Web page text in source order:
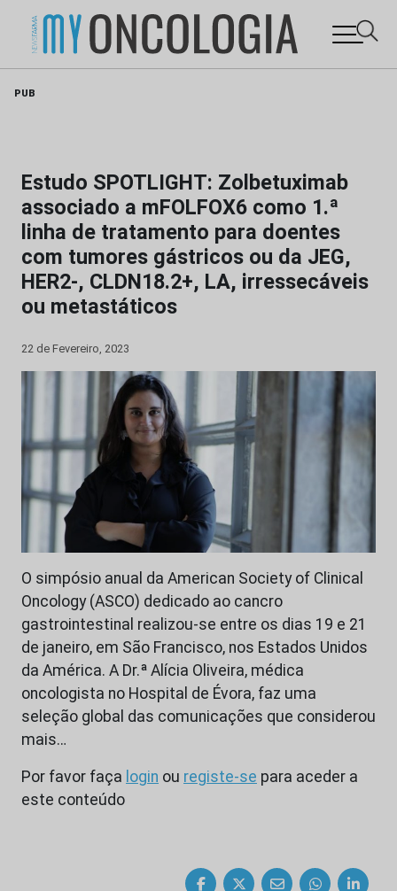
PUB
Estudo SPOTLIGHT: Zolbetuximab
associado a mFOLFOX6 como 1.ª
linha de tratamento para doentes
com tumores gástricos ou da JEG,
HER2-, CLDN18.2+, LA, irressecáveis
ou metastáticos
22 de Fevereiro, 2023
O simpósio anual da American Society of Clinical
Oncology (ASCO) dedicado ao cancro
gastrointestinal realizou-se entre os dias 19 e 21
de janeiro, em São Francisco, nos Estados Unidos
da América. A Dr.ª Alícia Oliveira, médica
oncologista no Hospital de Évora, faz uma
seleção global das comunicações que considerou
mais…
Por favor faça login ou registe-se para aceder a
este conteúdo